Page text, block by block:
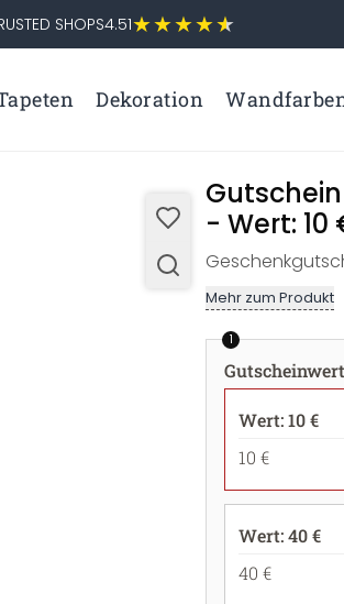
SHOPS4.51
Dekoration
- Wert: 10
Mehr zum Produkt
1
Gutscheinwert
Wert: 10 €
10 €
Wert: 40 €
40 €